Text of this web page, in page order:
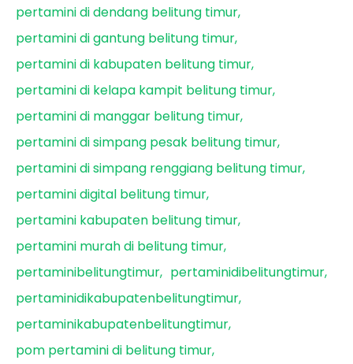
pertamini di dendang belitung timur
pertamini di gantung belitung timur
pertamini di kabupaten belitung timur
pertamini di kelapa kampit belitung timur
pertamini di manggar belitung timur
pertamini di simpang pesak belitung timur
pertamini di simpang renggiang belitung timur
pertamini digital belitung timur
pertamini kabupaten belitung timur
pertamini murah di belitung timur
pertaminibelitungtimur
pertaminidibelitungtimur
pertaminidikabupatenbelitungtimur
pertaminikabupatenbelitungtimur
pom pertamini di belitung timur